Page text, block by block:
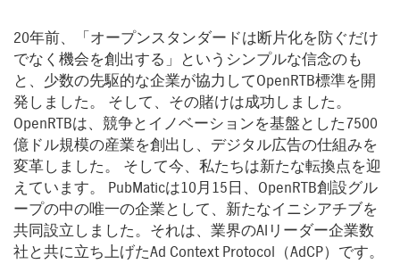
20年前、「オープンスタンダードは断片化を防ぐだけ
でなく機会を創出する」というシンプルな信念のも
と、少数の先駆的な企業が協力してOpenRTB標準を開
発しました。 そして、その賭けは成功しました。
OpenRTBは、競争とイノベーションを基盤とした7500
億ドル規模の産業を創出し、デジタル広告の仕組みを
変革しました。 そして今、私たちは新たな転換点を迎
えています。 PubMaticは10月15日、OpenRTB創設グル
ープの中の唯一の企業として、新たなイニシアチブを
共同設立しました。それは、業界のAIリーダー企業数
社と共に立ち上げたAd Context Protocol（AdCP）です。